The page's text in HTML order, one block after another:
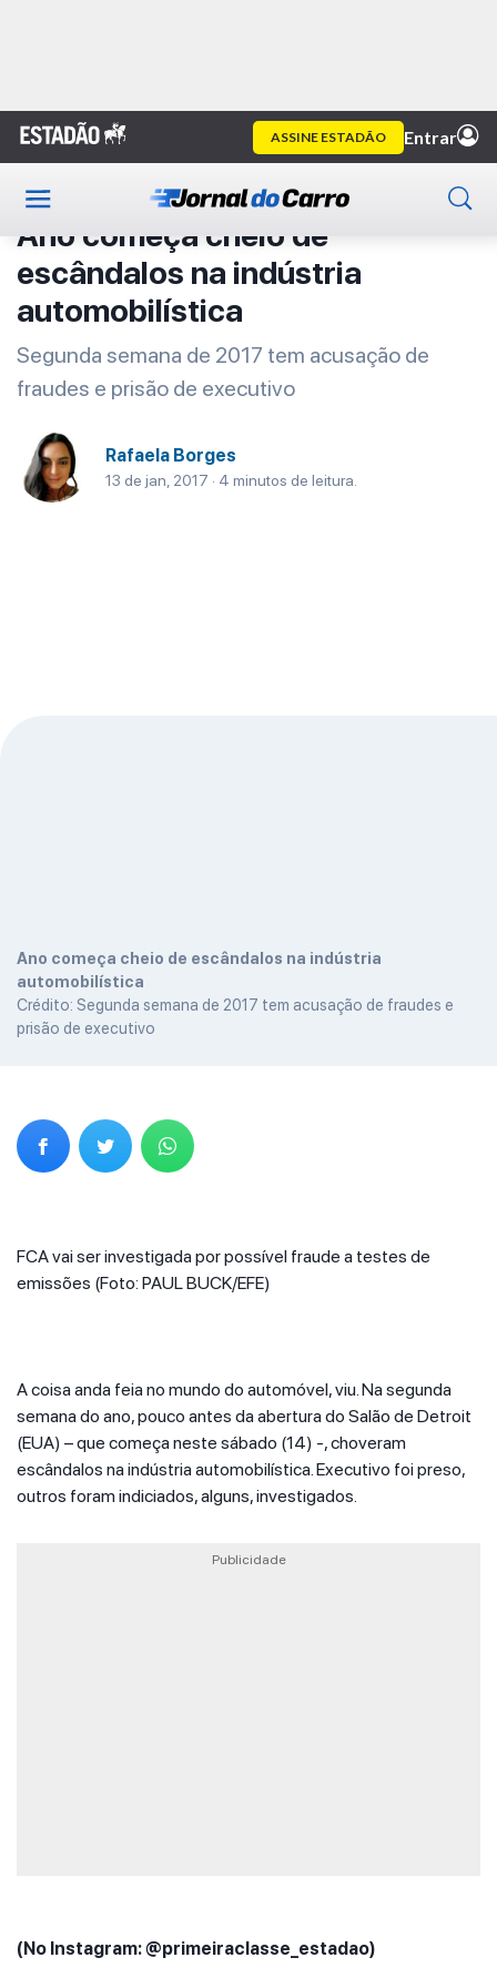
Primeira Classe
Ano começa cheio de
escândalos na indústria
automobilística
Segunda semana de 2017 tem acusação de
fraudes e prisão de executivo
Rafaela Borges
13 de jan, 2017 · 4 minutos de leitura.
Ano começa cheio de escândalos na indústria
automobilística
Crédito: Segunda semana de 2017 tem acusação de fraudes e
prisão de executivo
FCA vai ser investigada por possível fraude a testes de
emissões (Foto: PAUL BUCK/EFE)
A coisa anda feia no mundo do automóvel, viu. Na segunda
semana do ano, pouco antes da abertura do Salão de Detroit
(EUA) – que começa neste sábado (14) -, choveram
escândalos na indústria automobilística. Executivo foi preso,
outros foram indiciados, alguns, investigados.
Publicidade
(No Instagram: @primeiraclasse_estadao)